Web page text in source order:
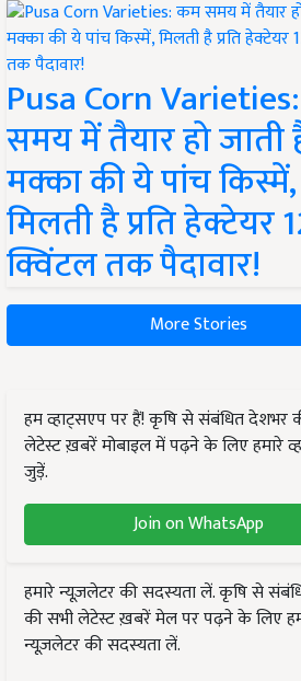
Pusa Corn
समय में तैयार हो जाती
मक्का की ये पांच किस्में,
मिलती है प्रति हेक्टेयर
क्विंटल तक पैदावार!
More Stories
हम व्हाट्सएप पर हैं! कृषि से संबंधित देशभर
लेटेस्ट ख़बरें मोबाइल में पढ़ने के लिए हमारे
जुड़ें.
Join on WhatsApp
हमारे न्यूज़लेटर की सदस्यता लें. कृषि से
की सभी लेटेस्ट ख़बरें मेल पर पढ़ने के लिए
न्यूज़लेटर की सदस्यता लें.